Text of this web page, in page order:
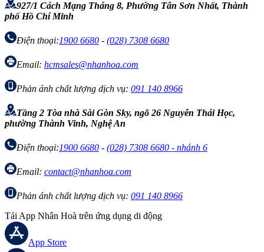
927/1 Cách Mạng Tháng 8, Phường Tân Sơn Nhất, Thành
phố Hồ Chí Minh
Điện thoại:1900 6680 - (028) 7308 6680
Email: hcmsales@nhanhoa.com
Phản ánh chất lượng dịch vụ: 091 140 8966
Tầng 2 Tòa nhà Sài Gòn Sky, ngõ 26 Nguyễn Thái Học,
phường Thành Vinh, Nghệ An
Điện thoại:1900 6680 - (028) 7308 6680 - nhánh 6
Email: contact@nhanhoa.com
Phản ánh chất lượng dịch vụ: 091 140 8966
Tải App Nhân Hoà trên ứng dụng di động
App Store